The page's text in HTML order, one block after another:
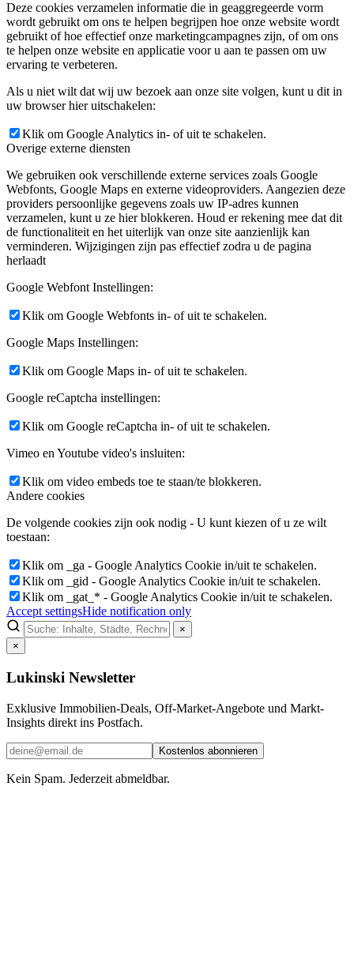
Deze cookies verzamelen informatie die in geaggregeerde vorm
wordt gebruikt om ons te helpen begrijpen hoe onze website wordt
gebruikt of hoe effectief onze marketingcampagnes zijn, of om ons
te helpen onze website en applicatie voor u aan te passen om uw
ervaring te verbeteren.
Als u niet wilt dat wij uw bezoek aan onze site volgen, kunt u dit in
uw browser hier uitschakelen:
Klik om Google Analytics in- of uit te schakelen.
Overige externe diensten
We gebruiken ook verschillende externe services zoals Google
Webfonts, Google Maps en externe videoproviders. Aangezien deze
providers persoonlijke gegevens zoals uw IP-adres kunnen
verzamelen, kunt u ze hier blokkeren. Houd er rekening mee dat dit
de functionaliteit en het uiterlijk van onze site aanzienlijk kan
verminderen. Wijzigingen zijn pas effectief zodra u de pagina
herlaadt
Google Webfont Instellingen:
Klik om Google Webfonts in- of uit te schakelen.
Google Maps Instellingen:
Klik om Google Maps in- of uit te schakelen.
Google reCaptcha instellingen:
Klik om Google reCaptcha in- of uit te schakelen.
Vimeo en Youtube video's insluiten:
Klik om video embeds toe te staan/te blokkeren.
Andere cookies
De volgende cookies zijn ook nodig - U kunt kiezen of u ze wilt
toestaan:
Klik om _ga - Google Analytics Cookie in/uit te schakelen.
Klik om _gid - Google Analytics Cookie in/uit te schakelen.
Klik om _gat_* - Google Analytics Cookie in/uit te schakelen.
Accept settingsHide notification only
×
×
Lukinski Newsletter
Exklusive Immobilien-Deals, Off-Market-Angebote und Markt-
Insights direkt ins Postfach.
Kostenlos abonnieren
Kein Spam. Jederzeit abmeldbar.